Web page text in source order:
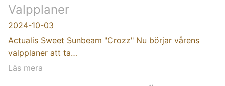
Valpplaner
2024-10-03
Actualis Sweet Sunbeam "Crozz" Nu börjar vårens
valpplaner att ta…
Läs mera